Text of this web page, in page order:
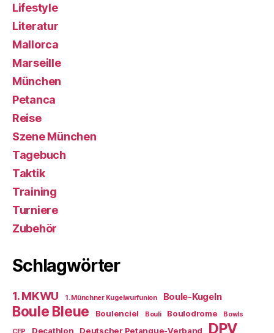
Lifestyle
Literatur
Mallorca
Marseille
München
Petanca
Reise
Szene München
Tagebuch
Taktik
Training
Turniere
Zubehör
Schlagwörter
1. MKWU 1. Münchner Kugelwurfunion Boule-Kugeln
Boule Bleue Boulenciel Bouli Boulodrome Bowls
CEP Decathlon Deutscher Petanque-Verband DPV